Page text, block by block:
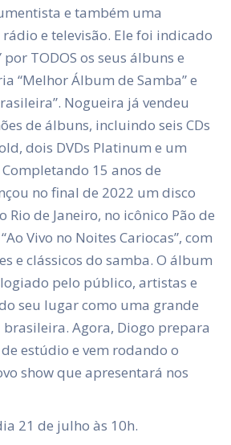
e também uma
e televisão. Ele foi indicado
TODOS os seus álbuns e
“Melhor Álbum de Samba” e
Nogueira já vendeu
de álbuns, incluindo seis CDs
dois DVDs Platinum e um
15 anos de
no final de 2022 um disco
Rio de Janeiro, no icônico Pão de
Vivo no Noites Cariocas”, com
e clássicos do samba. O álbum
pelo público, artistas e
seu lugar como uma grande
Agora, Diogo prepara
estúdio e vem rodando o
show que apresentará nos
21 de julho às 10h.